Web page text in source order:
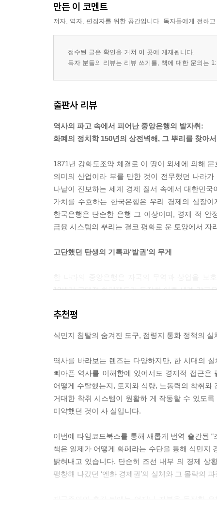
한국의 자치 육성을 꾀하는 이토 35
한국 중앙은행 설립 결정 36
가쓰라 수상은 한국 병합 촉진론자 44
한국은행 설립 최종안 48
3.1 운동이 일어나다 53
만주 봉천성과의 차관 계약 체결 82
오쿠마 내각의 대중국 정책 혼란 83
경제 외교로 중·일 친선을 도모한 데라우치 내각 86
진전되지 않는 중·일간 화폐 통일 33
‘엔 외교’의 시도, 니시하라 차관 36
니시하라 차관 실패의 배경 33
제5장 시베리아 출병과 선은권의 시베리아 진출
일본군의 시베리아 출병 104
북방 진출 준비를 갖추는 조선은행 107
선은권의 ‘시베리아 진출’ 103
루블화의 급락 113
제6장 로마노프 금화 사들이기
만든 이 코멘트
저자, 역자, 편집자를 위한 공간입니다. 독자들에게 전하
접수된 글은 확인을 거쳐 이 곳에 게재됩니다.
독자 분들의 리뷰는 리뷰 쓰기를, 책에 대한 문의는
출판사 리뷰
역사의 파고 속에서 피어난 중앙은행의 발자취:
화폐의 정치학 150년의 상전벽해, 그 뿌리를 찾아서
1871년 강화도조약 체결로 이 땅이 외세에 의해
의미의 산업이라 부를 만한 것이 전무했던 나라
나날이 진보하는 세계 경제 질서 속에서 대한민
가치를 수호하는 한국은행은 우리 경제의 심장
한국은행은 단순한 은행 그 이상이며, 경제 적
금융 시스템의 뿌리는 결코 평화로 운 토양에서 자
고단했던 탄생의 기록과‘발권’의 무게
18세기 근대적 화폐제도가 등장한 이후 세계 각국
구조와 지배의 본질이 가장 선명하게 드러나기 때
우리나라 중앙은행의 탄생사 역시 질곡 깊은 우
통치 세력과 군부, 일본 민간 자본에 금융 지원
할애되어 있는데 결코 유쾌 한 내용은 아니지만
이후 한국은행이 겪어야 했던 고난은 일제의 패
대립과 전쟁은 우리에게 커다란 고통을 안겨주
추적합니다.
‘조선은행’이라는 거대한 미궁: 제국의 혈관이 된
추천평
식민지 침탈의 숨겨진 도구, 점령지 통화 정책의 실
역사를 바라보는 렌즈는 다양하지만, 한 시대의
뼈아픈 역사를 이해함에 있어서도 경제적 접근
어떻게 수탈했는지, 토지와 식량, 노동력의 착취
거대한 착취 시스템이 원활하 게 작동할 수 있도록
미약했던 것이 사 실입니다.
이번에 타임코드북스를 통해 새롭게 번역 출간된
책은 일제가 어떻게 화폐라는 수단을 통해 식민지
밝혀내고 있습니다. 단순히 조선 내부 의 경제 상
팽창해 나갔던 ‘엔화 경제권’의 실체와 그 몰락의
제국주의의 총칼 뒤에는 언제나 자본을 독점한